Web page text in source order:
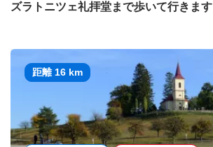
ズラトニツェ礼拝堂まで歩いて行きます
距離 16 km